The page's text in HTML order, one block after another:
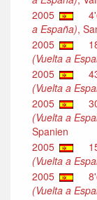
2005
a España),
2005
(Vuelta a
2005
(Vuelta a
2005
(Vuelta a
Spanien
2005
(Vuelta a
2005
(Vuelta a